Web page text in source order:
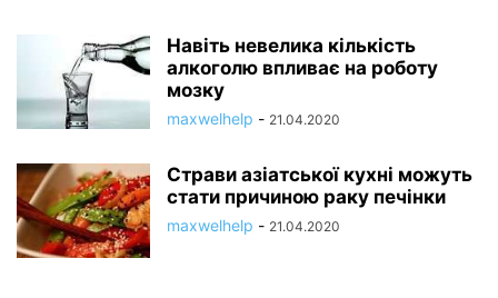
Навіть невелика кількість
алкоголю впливає на роботу
мозку
maxwelhelp - 21.04.2020
Страви азіатської кухні можуть
стати причиною раку печінки
maxwelhelp - 21.04.2020